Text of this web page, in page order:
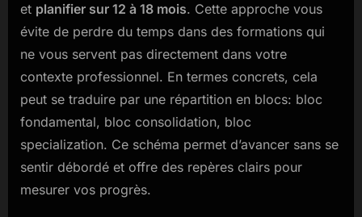
et planifier sur 12 à 18 mois. Cette approche vous
évite de perdre du temps dans des formations qui
ne vous servent pas directement dans votre
contexte professionnel. En termes concrets, cela
peut se traduire par une répartition en blocs: bloc
fondamental, bloc consolidation, bloc
specialization. Ce schéma permet d’avancer sans se
sentir débordé et offre des repères clairs pour
mesurer vos progrès.